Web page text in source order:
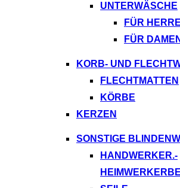
UNTERWÄSCHE
FÜR
FÜR DAMEN
KORB- UND
FLECHTMATTEN
KÖRBE
KERZEN
SONSTIGE
HANDWERKER.-